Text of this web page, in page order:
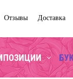
Отзывы Доставка